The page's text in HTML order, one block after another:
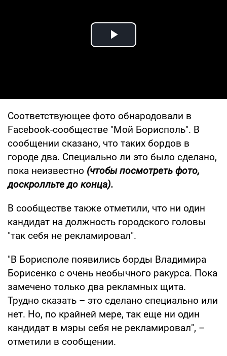
Play Video
Соответствующее фото обнародовали в
Facebook-сообществе "Мой Борисполь". В
сообщении сказано, что таких бордов в
городе два. Специально ли это было сделано,
пока неизвестно (чтобы посмотреть фото,
доскролльте до конца).
В сообществе также отметили, что ни один
кандидат на должность городского головы
"так себя не рекламировал".
"В Борисполе появились борды Владимира
Борисенко с очень необычного ракурса. Пока
замечено только два рекламных щита.
Трудно сказать – это сделано специально или
нет. Но, по крайней мере, так еще ни один
кандидат в мэры себя не рекламировал", –
отметили в сообщении.